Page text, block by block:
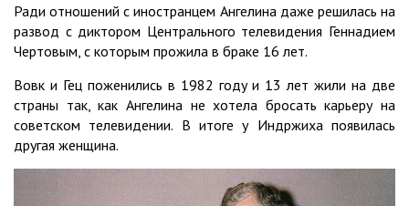
Ради отношений с иностранцем Ангелина даже решилась на
развод с диктором Центрального телевидения Геннадием
Чертовым, с которым прожила в браке 16 лет.
Вовк и Гец поженились в 1982 году и 13 лет жили на две
страны так, как Ангелина не хотела бросать карьеру на
советском телевидении. В итоге у Индржиха появилась
другая женщина.